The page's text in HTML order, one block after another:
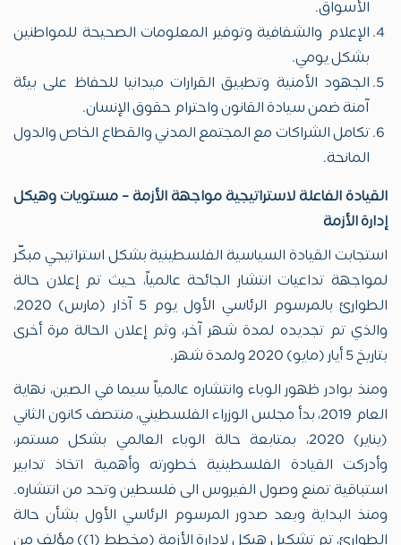
الأسواق.
الإعلام والشفافية وتوفير المعلومات الصحيحة للمواطنين
بشكل يومي.
الجهود الأمنية وتطبيق القرارات ميدانيا للحفاظ على بيئة
آمنة ضمن سيادة القانون واحترام حقوق الإنسان.
تكامل الشراكات مع المجتمع المدني والقطاع الخاص والدول
المانحة.
القيادة الفاعلة لاستراتيجية مواجهة الأزمة – مستويات وهيكل
إدارة الأزمة
استجابت القيادة السياسية الفلسطينية بشكل استراتيجي مبكّر
لمواجهة تداعيات انتشار الجائحة عالمياً، حيث تم إعلان حالة
الطوارئ بالمرسوم الرئاسي الأول يوم 5 آذار (مارس) 2020،
والذي تم تجديده لمدة شهر آخر، وثم إعلان الحالة مرة أخرى
بتاريخ 5 أيار (مايو) 2020 ولمدة شهر.
ومنذ بوادر ظهور الوباء وانتشاره عالمياً سيما في الصين، نهاية
العام 2019، بدأ مجلس الوزراء الفلسطيني، منتصف كانون الثاني
(يناير) 2020، بمتابعة حالة الوباء العالمي بشكل مستمر،
وأدركت القيادة الفلسطينية خطورته وأهمية اتخاذ تدابير
استباقية تمنع وصول الفيروس الى فلسطين وتحد من انتشاره.
ومنذ البداية وبعد صدور المرسوم الرئاسي الأول بشأن حالة
الطوارئ، تم تشكيل هيكل لإدارة الأزمة (مخطط (1)) مؤلف من